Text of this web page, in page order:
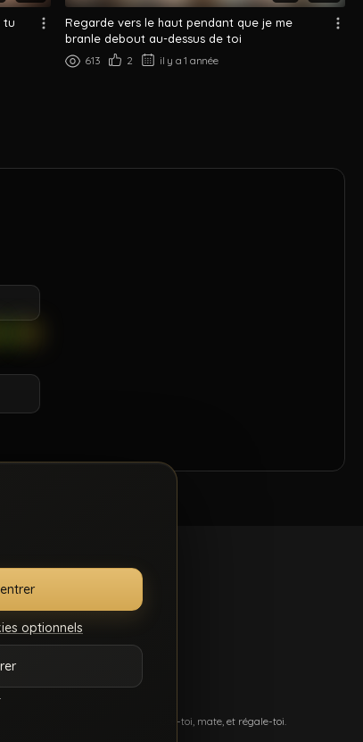
optionnels
tu
Regarde vers le haut pendant que je me
branle debout au-dessus de toi
613 2 il y a 1 année
COOKIES
sexe hard comme tu kiffes. Pose-toi, mate, et régale-toi.